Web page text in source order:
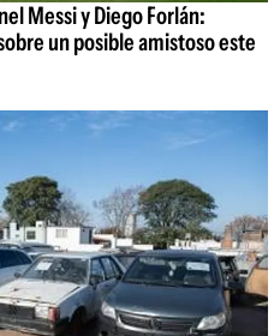
Messi y Diego Forlán:
un posible amistoso este